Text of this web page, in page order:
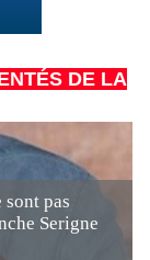
DE LA
pas
Serigne